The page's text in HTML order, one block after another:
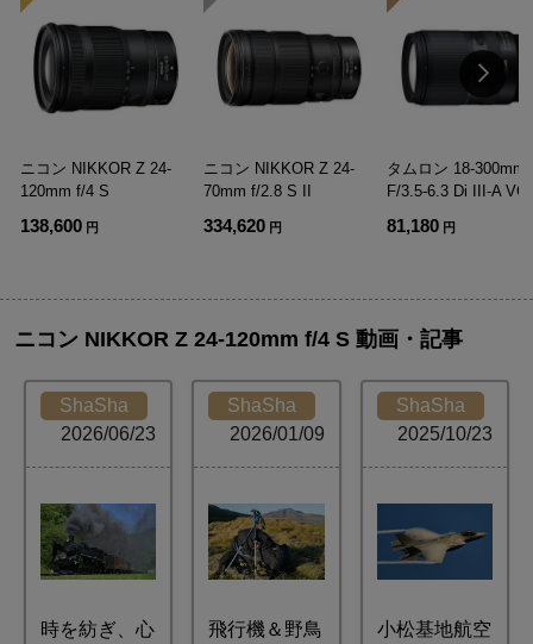
ニコン NIKKOR Z 24-
120mm f/4 S
138,600 円
ニコン NIKKOR Z 24-
70mm f/2.8 S II
334,620 円
タムロン 18-300mm
F/3.5-6.3 Di III-A VC
B061Z)
81,180 円
ニコン NIKKOR Z 24-120mm f/4 S 動画・記事
ShaSha
2026/06/23
時を紡ぎ、心
ShaSha
2026/01/09
飛行機＆野鳥
ShaSha
2025/10/23
小松基地航空